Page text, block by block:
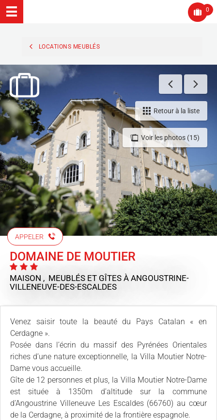
0
LOCATIONS MEUBLÉS
Voir les photos (15)
Retour à la liste
APPELER
DOMAINE DE MOUTIER
MAISON , MEUBLÉS ET GÎTES À ANGOUSTRINE-
VILLENEUVE-DES-ESCALDES
Venez saisir toute la beauté du Pays Catalan « en
Cerdagne ».
Posée dans l’écrin du massif des Pyrénées Orientales
riches d’une nature exceptionnelle, la Villa Moutier Notre-
Dame vous accueille.
Gîte de 12 personnes et plus, la Villa Moutier Notre-Dame
est située à 1350m d’altitude sur la commune
d’Angoustrine Villeneuve Les Escaldes (66760) au cœur
de la Cerdagne, à proximité de la frontière espagnole.